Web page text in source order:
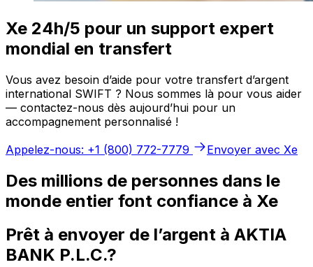
Xe 24h/5 pour un support expert
mondial en transfert
Vous avez besoin d’aide pour votre transfert d’argent
international SWIFT ? Nous sommes là pour vous aider
— contactez-nous dès aujourd’hui pour un
accompagnement personnalisé !
Appelez-nous: +1 (800) 772-7779
Envoyer avec Xe
Des millions de personnes dans le
monde entier font confiance à Xe
Prêt à envoyer de l’argent à AKTIA
BANK P.L.C.?